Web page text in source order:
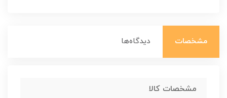
مشخصات دیدگاه‌ها
مشخصات کالا